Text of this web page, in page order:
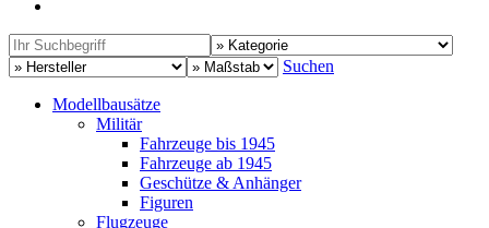
Suchen
Modellbausätze
Militär
Fahrzeuge bis 1945
Fahrzeuge ab 1945
Geschütze & Anhänger
Figuren
Flugzeuge